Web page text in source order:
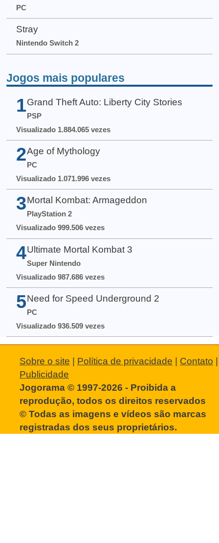
PC
Stray
Nintendo Switch 2
Jogos mais populares
1 Grand Theft Auto: Liberty City Stories
PSP
Visualizado 1.884.065 vezes
2 Age of Mythology
PC
Visualizado 1.071.996 vezes
3 Mortal Kombat: Armageddon
PlayStation 2
Visualizado 999.506 vezes
4 Ultimate Mortal Kombat 3
Super Nintendo
Visualizado 987.686 vezes
5 Need for Speed Underground 2
PC
Visualizado 936.509 vezes
Sobre o site Política de privacidade Contato
Publicidade
Jogorama © 1997-2026 - Proibida a
reprodução, todos os direitos reservados
© Todas as imagens e vídeos são marcas
registradas dos seus proprietários.